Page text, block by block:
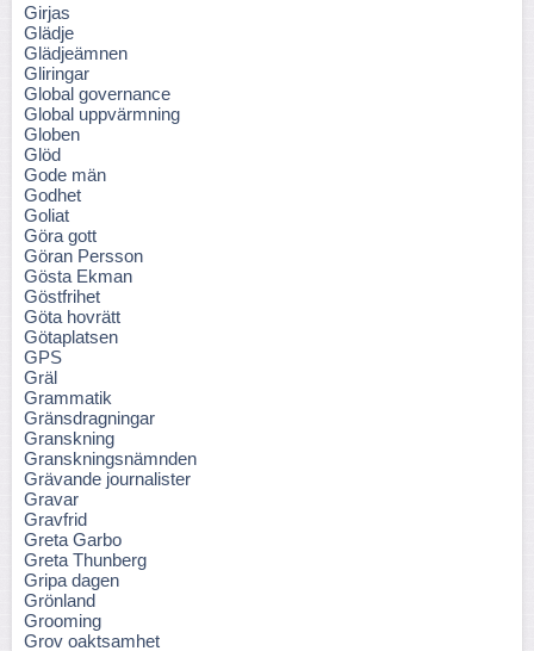
Girjas
Glädje
Glädjeämnen
Gliringar
Global governance
Global uppvärmning
Globen
Glöd
Gode män
Godhet
Goliat
Göra gott
Göran Persson
Gösta Ekman
Göstfrihet
Göta hovrätt
Götaplatsen
GPS
Gräl
Grammatik
Gränsdragningar
Granskning
Granskningsnämnden
Grävande journalister
Gravar
Gravfrid
Greta Garbo
Greta Thunberg
Gripa dagen
Grönland
Grooming
Grov oaktsamhet